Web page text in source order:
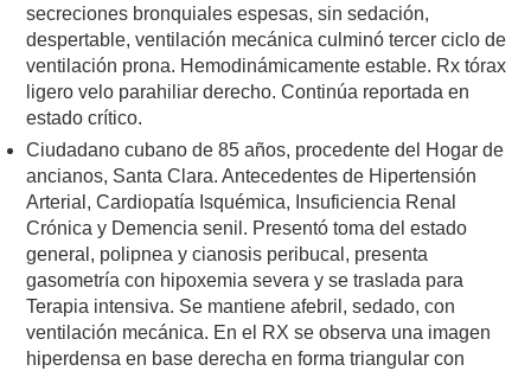
secreciones bronquiales espesas, sin sedación,
despertable, ventilación mecánica culminó tercer ciclo de
ventilación prona. Hemodinámicamente estable. Rx tórax
ligero velo parahiliar derecho. Continúa reportada en
estado crítico.
Ciudadano cubano de 85 años, procedente del Hogar de
ancianos, Santa Clara. Antecedentes de Hipertensión
Arterial, Cardiopatía Isquémica, Insuficiencia Renal
Crónica y Demencia senil. Presentó toma del estado
general, polipnea y cianosis peribucal, presenta
gasometría con hipoxemia severa y se traslada para
Terapia intensiva. Se mantiene afebril, sedado, con
ventilación mecánica. En el RX se observa una imagen
hiperdensa en base derecha en forma triangular con